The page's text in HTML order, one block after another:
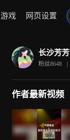
游戏 网页设置
长沙芳芳
粉丝8648 |
作者最新视频